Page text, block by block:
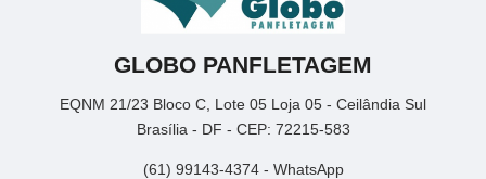
GLOBO PANFLETAGEM
EQNM 21/23 Bloco C, Lote 05 Loja 05 - Ceilândia Sul
Brasília - DF - CEP: 72215-583
(61) 99143-4374 - WhatsApp